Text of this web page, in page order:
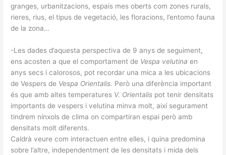
granges, urbanitzacions, espais mes oberts com zones rurals,
rieres, rius, el tipus de vegetació, les floracions, l’entomo fauna
de la zona…
-Les dades d’aquesta perspectiva de 9 anys de seguiment,
ens acosten a que el comportament de Vespa velutina en
anys secs i calorosos, pot recordar una mica a les ubicacions
de Vespers de Vespa Orientalis. Però una diferència important
és que amb altes temperatures V. Orientalis pot tenir densitats
importants de vespers i velutina minva molt, així segurament
tindrem nínxols de clima on compartiran espai però amb
densitats molt diferents.
Caldrà veure com interactuen entre elles, i quina predomina
sobre l’altre, independentment de les densitats i mida dels